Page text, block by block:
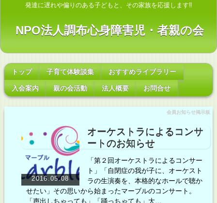
発達に遅れや偏りのある子どもと、その家族を応援します‼
NPO法人調布心身障害児・者親の会
トップ 子育て体験談集 おすすめライブラリー
入会案内 親の会活動 法人概要 お問合せ
会員お知らせ掲示板
2016.05.08
オーケストラによるコンサ
ートのお知らせ
「第２回オーケストラによるコンサー
ト」「自閉症の我が子に、オーケスト
ラの生演奏を、本格的なホールで聴か
せたい」その思いから始まったマーブルのコンサート。
「声出しちゃっても」「踊っちゃても」大…